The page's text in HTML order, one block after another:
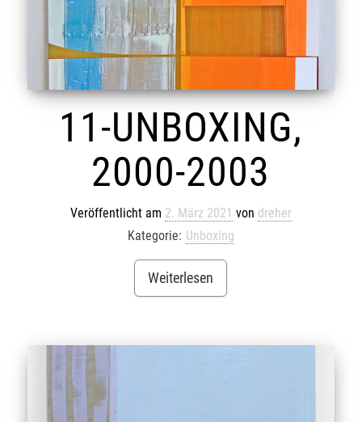
11-UNBOXING,
2000-2003
Veröffentlicht am 2. März 2021 von dreher
Kategorie: Unboxing
Weiterlesen